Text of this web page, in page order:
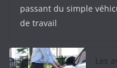
passant du simple
de travail
Les